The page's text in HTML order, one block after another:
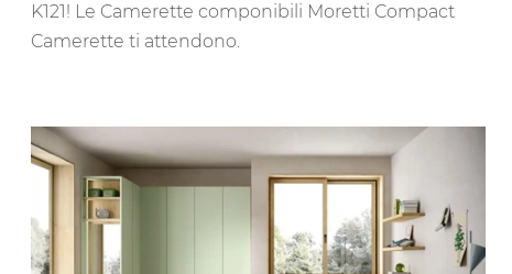
K121! Le Camerette componibili Moretti Compact
Camerette ti attendono.